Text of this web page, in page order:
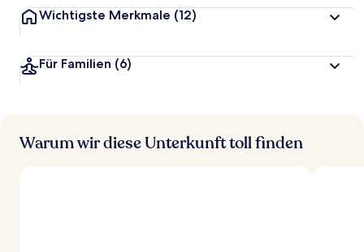
Wichtigste Merkmale (12)
Für Familien (6)
Warum wir diese Unterkunft toll finden